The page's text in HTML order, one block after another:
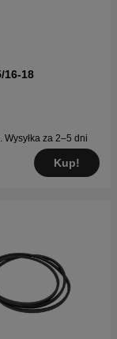
16-18
Wysyłka za 2–5 dni
Kup!